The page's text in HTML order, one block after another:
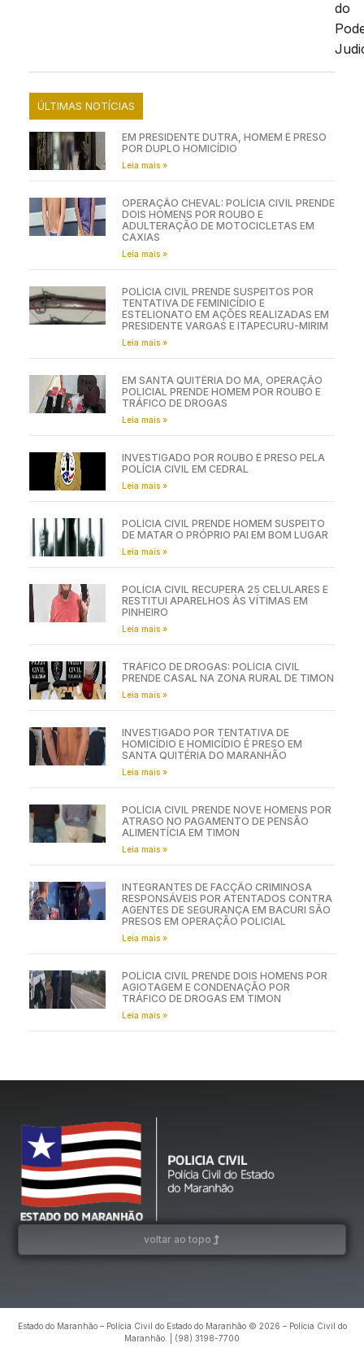
do
ÚLTIMAS NOTÍCIAS
EM PRESIDENTE DUTRA, HOMEM É PRESO
POR DUPLO HOMICÍDIO
Leia mais »
OPERAÇÃO CHEVAL: POLÍCIA CIVIL PRENDE
DOIS HOMENS POR ROUBO E
ADULTERAÇÃO DE MOTOCICLETAS EM
CAXIAS
Leia mais »
POLÍCIA CIVIL PRENDE SUSPEITOS POR
TENTATIVA DE FEMINICÍDIO E
ESTELIONATO EM AÇÕES REALIZADAS EM
PRESIDENTE VARGAS E ITAPECURU-MIRIM
Leia mais »
EM SANTA QUITÉRIA DO MA, OPERAÇÃO
POLICIAL PRENDE HOMEM POR ROUBO E
TRÁFICO DE DROGAS
Leia mais »
INVESTIGADO POR ROUBO É PRESO PELA
POLÍCIA CIVIL EM CEDRAL
Leia mais »
POLÍCIA CIVIL PRENDE HOMEM SUSPEITO
DE MATAR O PRÓPRIO PAI EM BOM LUGAR
Leia mais »
POLÍCIA CIVIL RECUPERA 25 CELULARES E
RESTITUI APARELHOS ÀS VÍTIMAS EM
PINHEIRO
Leia mais »
TRÁFICO DE DROGAS: POLÍCIA CIVIL
PRENDE CASAL NA ZONA RURAL DE TIMON
Leia mais »
INVESTIGADO POR TENTATIVA DE
HOMICÍDIO E HOMICÍDIO É PRESO EM
SANTA QUITÉRIA DO MARANHÃO
Leia mais »
POLÍCIA CIVIL PRENDE NOVE HOMENS POR
ATRASO NO PAGAMENTO DE PENSÃO
ALIMENTÍCIA EM TIMON
Leia mais »
INTEGRANTES DE FACÇÃO CRIMINOSA
RESPONSÁVEIS POR ATENTADOS CONTRA
AGENTES DE SEGURANÇA EM BACURI SÃO
PRESOS EM OPERAÇÃO POLICIAL
Leia mais »
POLÍCIA CIVIL PRENDE DOIS HOMENS POR
AGIOTAGEM E CONDENAÇÃO POR
TRÁFICO DE DROGAS EM TIMON
Leia mais »
voltar ao topo
Estado do Maranhão – Polícia Civil do Estado do Maranhão © 2026 – Polícia Civil do
Maranhão. | (98) 3198-7700